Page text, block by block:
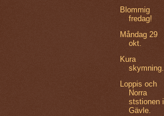
Blommig
fredag!
Måndag 29
okt.
Kura
skymning.
Loppis och
Norra
ststionen i
Gävle.